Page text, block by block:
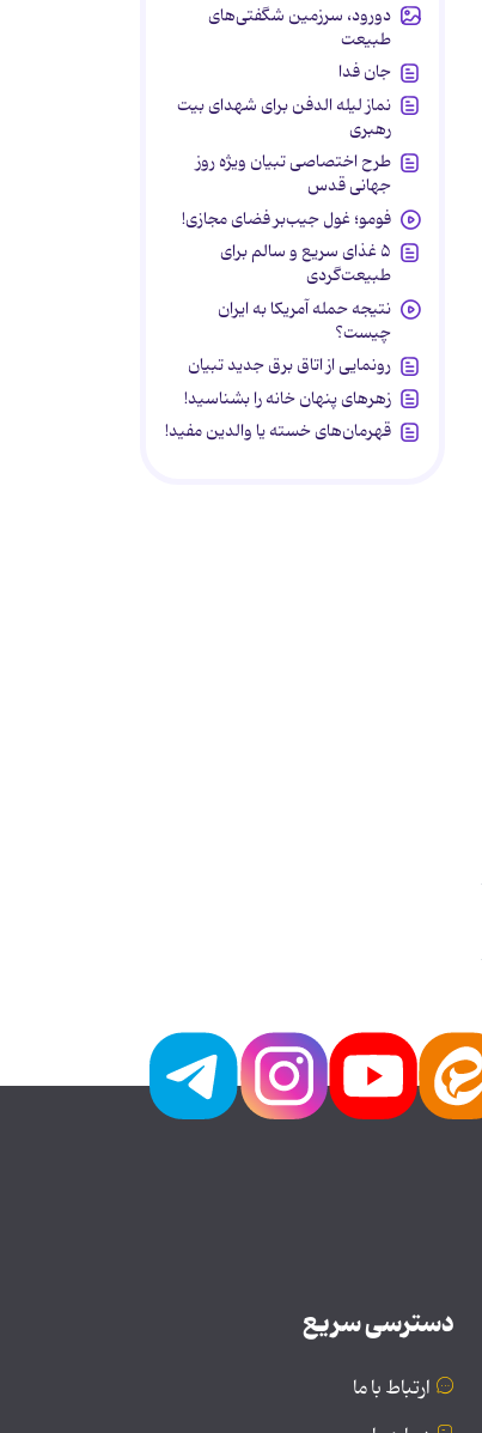
دورود، سرزمین شگفتی‌های
طبیعت
جان فدا
نماز لیله الدفن برای شهدای بیت
رهبری
طرح اختصاصی تبیان ویژه روز
جهانی قدس
فومو؛ غول جیب‌بر فضای مجازی!
۵ غذای سریع و سالم برای
طبیعت‌گردی
نتیجه حمله آمریکا به ایران
چیست؟
رونمایی از اتاق برق جدید تبیان
زهرهای پنهان خانه را بشناسید!
قهرمان‌های خسته یا والدین مفید!
دسترسی سریع
ارتباط با ما